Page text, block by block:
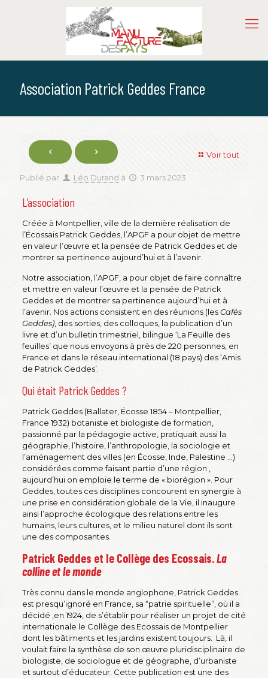
Association Patrick Geddes France
Voir tout
Publié par Léo Durand à 3 mars 2023
L’association
Créée à Montpellier, ville de la dernière réalisation de
l’Écossais Patrick Geddes, l’APGF a pour objet de mettre
en valeur l’œuvre et la pensée de Patrick Geddes et de
montrer sa pertinence aujourd’hui et à l’avenir.
Notre association, l’APGF, a pour objet de faire connaître
et mettre en valeur l’œuvre et la pensée de Patrick
Geddes et de montrer sa pertinence aujourd’hui et à
l’avenir. Nos actions consistent en des réunions (lesCafés
Geddes), des sorties, des colloques, la publication d’un
livre et d’un bulletin trimestriel, bilingue ‘La Feuille des
feuilles’ que nous envoyons à près de 220 personnes, en
France et dans le réseau international (18 pays) des ‘Amis
de Patrick Geddes’.
Qui était Patrick Geddes ?
Patrick Geddes (Ballater, Écosse 1854 – Montpellier,
France 1932) botaniste et biologiste de formation,
passionné par la pédagogie active, pratiquait aussi la
géographie, l’histoire, l’anthropologie, la sociologie et
l’aménagement des villes (en Écosse, Inde, Palestine …)
considérées comme faisant partie d’une région ,
aujourd’hui on emploie le terme de « biorégion ». Pour
Geddes, toutes ces disciplines concourent en synergie à
une prise en considération globale de la Vie, il inaugure
ainsi l’approche écologique des relations entre les
humains, leurs cultures, et le milieu naturel dont ils sont
une des composantes.
Patrick Geddes et le Collège des Ecossais.La
colline et le monde
Très connu dans le monde anglophone, Patrick Geddes
est presqu’ignoré en France, sa “patrie spirituelle”, où il a
décidé ,en 1924, de s’établir pour réaliser un projet de cité
internationale le Collège des Ecossais de Montpellier
dont les bâtiments et les jardins existent toujours. Là, il
voulait faire la synthèse de son œuvre pluridisciplinaire de
biologiste, de sociologue et de géographe, d’urbaniste
et surtout d’éducateur. Cette publication est une des